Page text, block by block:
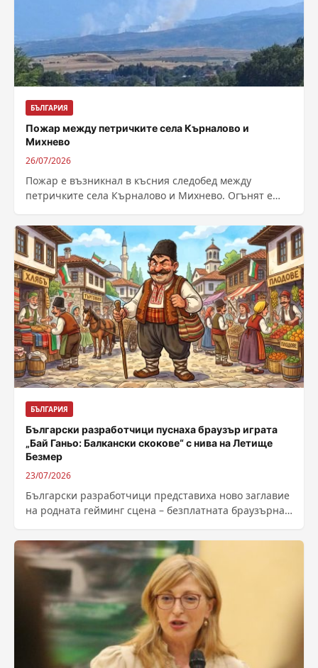
БЪЛГАРИЯ
Пожар между петричките села Кърналово и
Михнево
26/07/2026
Пожар е възникнал в късния следобед между
петричките села Кърналово и Михнево. Огънят е
БЪЛГАРИЯ
Български разработчици пуснаха браузър играта
„Бай Ганьо: Балкански скокове“ с нива на Летище
Безмер
23/07/2026
Български разработчици представиха ново заглавие
на родната гейминг сцена – безплатната браузърна
„Бай...